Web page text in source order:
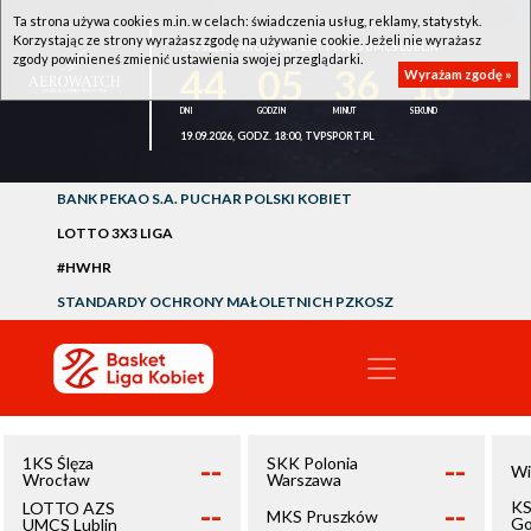
1KS ŚLĘZA WROCŁAW - LOTTO AZS UMCS LUBLIN
17
19.09.2026, GODZ. 18:00, TVPSPORT.PL
BANK PEKAO S.A. PUCHAR POLSKI KOBIET
LOTTO 3X3 LIGA
#HWHR
STANDARDY OCHRONY MAŁOLETNICH PZKOSZ
1KS Ślęza
Wrocław
--
LOTTO AZS
UMCS Lublin
--
SKK Polonia
Warszawa
--
MKS Pruszków --
Ta strona używa cookies m.in. w celach: świadczenia usług, reklamy, statystyk.
Korzystając ze strony wyrażasz zgodę na używanie cookie. Jeżeli nie wyrażasz
zgody powinieneś zmienić ustawienia swojej przeglądarki.
Wyrażam zgodę »